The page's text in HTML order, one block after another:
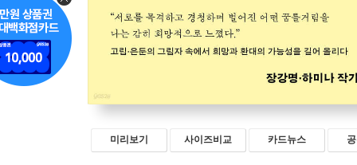
미리보기 사이즈비교 카드뉴스